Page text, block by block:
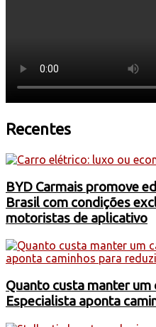
Recentes
BYD Carmais promove
Brasil com condições
motoristas de aplicativo
Quanto custa manter um
Especialista aponta